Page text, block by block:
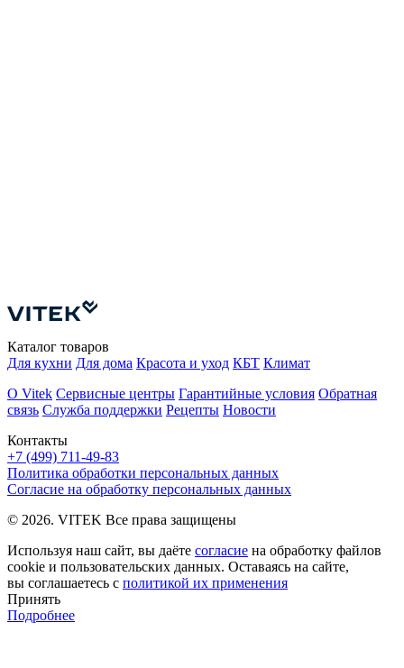
Контакты
+7 (499) 711-49-83
Каталог товаров
Для кухни Для дома Красота и уход КБТ Климат
О Vitek Сервисные центры Гарантийные условия Обратная
связь Служба поддержки Рецепты Новости
Политика обработки персональных данных
Согласие на обработку персональных данных
© 2026. VITEK Все права защищены
Используя наш сайт, вы даёте согласие на обработку файлов
cookie и пользовательских данных. Оставаясь на сайте,
вы соглашаетесь с политикой их применения
Принять
Подробнее